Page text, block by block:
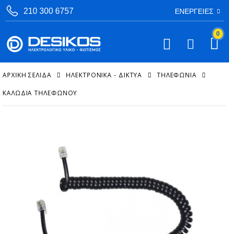
210 300 6757 ΕΝΈΡΓΕΙΕΣ
0
ΑΡΧΙΚΉ ΣΕΛΊΔΑ ΗΛΕΚΤΡΟΝΙΚΑ - ΔΙΚΤΥΑ ΤΗΛΕΦΩΝΊΑ
ΚΑΛΏΔΙΑ ΤΗΛΕΦΏΝΟΥ